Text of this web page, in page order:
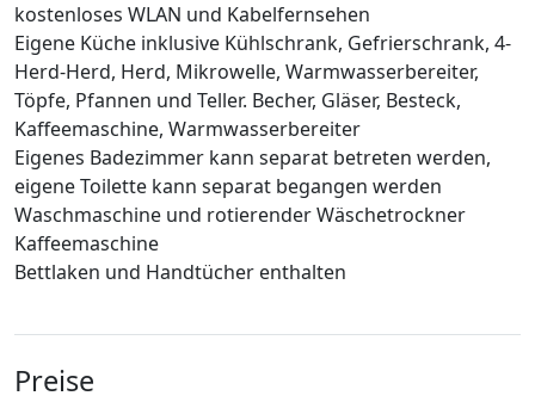
kostenloses WLAN und Kabelfernsehen
Eigene Küche inklusive Kühlschrank, Gefrierschrank, 4-
Herd-Herd, Herd, Mikrowelle, Warmwasserbereiter,
Töpfe, Pfannen und Teller. Becher, Gläser, Besteck,
Kaffeemaschine, Warmwasserbereiter
Eigenes Badezimmer kann separat betreten werden,
eigene Toilette kann separat begangen werden
Waschmaschine und rotierender Wäschetrockner
Kaffeemaschine
Bettlaken und Handtücher enthalten
Preise